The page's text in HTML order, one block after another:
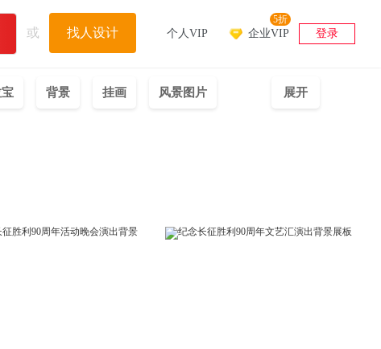
或 找人设计 个人VIP 企业VIP
5折
登录
背景 挂画 风景图片 展开